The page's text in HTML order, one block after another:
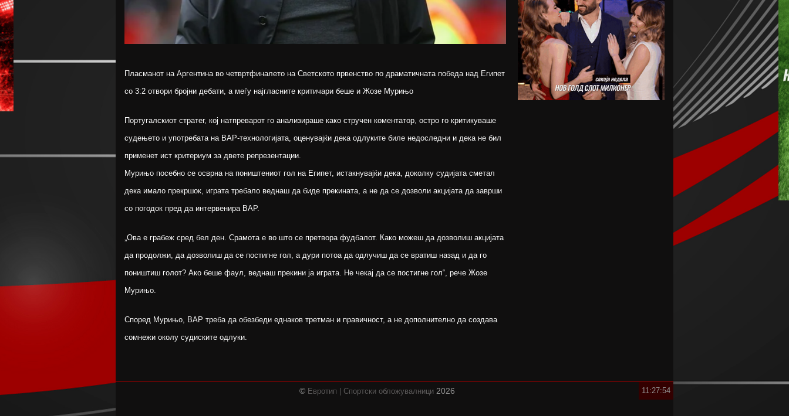
Пласманот на Аргентина во четвртфиналето на Светското првенство по драматичната победа над Египет
со 3:2 отвори бројни дебати, а меѓу најгласните критичари беше и Жозе Мурињо
Португалскиот стратег, кој натпреварот го анализираше како стручен коментатор, остро го критикуваше
судењето и употребата на ВАР-технологијата, оценувајќи дека одлуките биле недоследни и дека не бил
применет ист критериум за двете репрезентации.
Мурињо посебно се осврна на поништениот гол на Египет, истакнувајќи дека, доколку судијата сметал
дека имало прекршок, играта требало веднаш да биде прекината, а не да се дозволи акцијата да заврши
со погодок пред да интервенира ВАР.
„Ова е грабеж сред бел ден. Срамота е во што се претвора фудбалот. Како можеш да дозволиш акцијата
да продолжи, да дозволиш да се постигне гол, а дури потоа да одлучиш да се вратиш назад и да го
поништиш голот? Ако беше фаул, веднаш прекини ја играта. Не чекај да се постигне гол“, рече Жозе
Мурињо.
Според Мурињо, ВАР треба да обезбеди еднаков третман и правичност, а не дополнително да создава
сомнежи околу судиските одлуки.
Артета: Мојот Арсенал учи од
грешките
Лука Зидан се раздели со
Гранада
11:27:54
© Евротип | Спортски обложувалници 2026